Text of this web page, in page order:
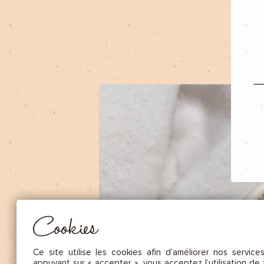
NOS SAUCES
NOS MOUTARDES
NOS ÉPICES GOURMANDES
NOS TISANES
Cookies
Ce site utilise les cookies afin d’améliorer nos
Mesure d’audience
Ces cookies nous permettent de mesurer le nombre de visites, de
d’établir des statistiques afin d’en améliorer la qualité, l’ergonomie et
performance.
Les cookies marketing sont utilisés pour effectuer le suivi des